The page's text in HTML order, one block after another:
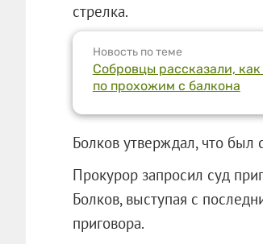
стрелка.
Новость по теме
Собровцы рассказали,
по прохожим с балкона
Болков утверждал, что был
Прокурор запросил суд
Болков, выступая с
приговора.